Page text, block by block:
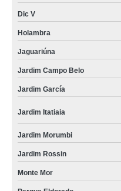
Dic V
Holambra
Jaguariúna
Jardim Campo Belo
Jardim García
Jardim Itatiaia
Jardim Morumbi
Jardim Rossin
Monte Mor